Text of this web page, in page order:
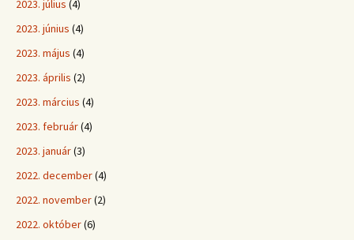
2023. július (4)
2023. június (4)
2023. május (4)
2023. április (2)
2023. március (4)
2023. február(4)
2023. január(3)
2022. december(4)
2022. november(2)
2022. október(6)